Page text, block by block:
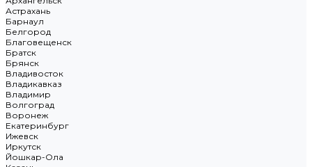
Астрахань
Барнаул
Белгород
Благовещенск
Братск
Брянск
Владивосток
Владикавказ
Владимир
Волгоград
Воронеж
Екатеринбург
Ижевск
Иркутск
Йошкар-Ола